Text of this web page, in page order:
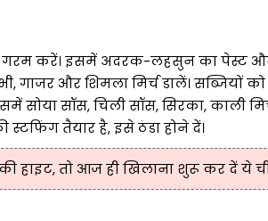
करें। इसमें अदरक-लहसुन का पेस्ट
गाजर और शिमला मिर्च डालें। सब्जियों को
सोया सॉस, चिली सॉस, सिरका, काली
तैयार है, इसे ठंडा होने दें।
की हाइट, तो आज ही खिलाना शुरू कर दें ये